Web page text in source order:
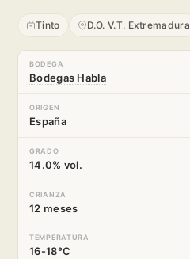
Tinto D.O. V.T. Extremadura
BODEGA
Bodegas Habla
ORIGEN
España
GRADO
14.0% vol.
CRIANZA
12 meses
TEMPERATURA
16-18°C